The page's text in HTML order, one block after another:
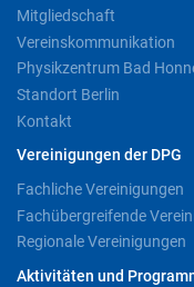
Mitgliedschaft
Vereinskommunikation
Physikzentrum Bad
Standort Berlin
Kontakt
Vereinigungen der DPG
Fachliche Vereinigungen
Fachübergreifende
Regionale Vereinigungen
Aktivitäten und